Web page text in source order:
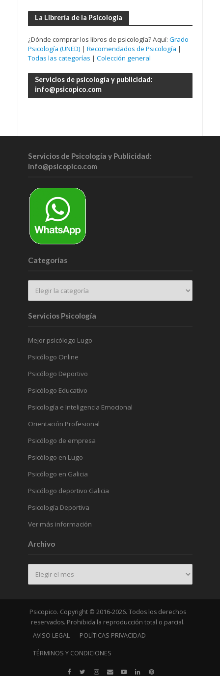
La Librería de la Psicología
¿Dónde comprar los libros de psicología? Aquí: Grado
Psicología (UNED) | Recomendados de Psicología |
Todas las categorías | Colección general
Servicios de psicología y publicidad:
info@psicopico.com
Servicios de Psicología y Publicidad:
info@psicopico.com
Categorías
Servicios Psicología
Mejor psicólogo Lugo
Psicólogo Online
Psicólogo Deportivo
Psicólogo Educativo
Psicología e Inteligencia Emocional
Orientación Profesional
Psicólogo de empresa
Psicólogo en Lugo
Psicólogo en Galicia
Psicólogo deportivo Galicia
Psicología Deportiva
Ver más información
Archivo
Archivo
Psicopico. Copyright © 2016-2026. Todos los derechos
reservados. Prohibida la reproducción total o parcial.
AVISO LEGAL
POLÍTICAS PRIVACIDAD
TÉRMINOS Y CONDICIONES